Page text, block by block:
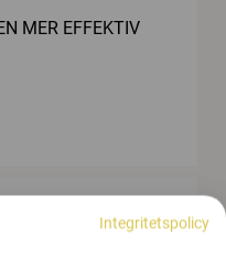
MER EFFEKTIV
Integritetspolicy